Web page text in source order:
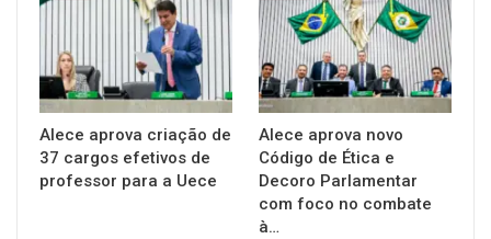
Alece aprova criação de
37 cargos efetivos de
professor para a Uece
Alece aprova novo
Código de Ética e
Decoro Parlamentar
com foco no combate
à…